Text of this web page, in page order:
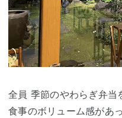
全員 季節のやわらぎ弁当
食事のボリューム感があ